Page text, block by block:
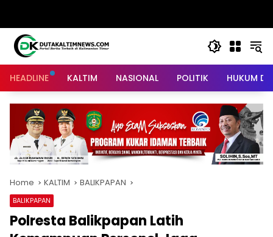
HEADLINE KALTIM NASIONAL POLITIK HUKUM
Home KALTIM BALIKPAPAN
BALIKPAPAN
Polresta Balikpapan Latih